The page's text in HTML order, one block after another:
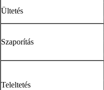
Ültetés
Szaporítás
Teleltetés